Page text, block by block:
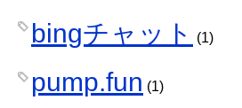
bingチャット (1)
pump.fun (1)